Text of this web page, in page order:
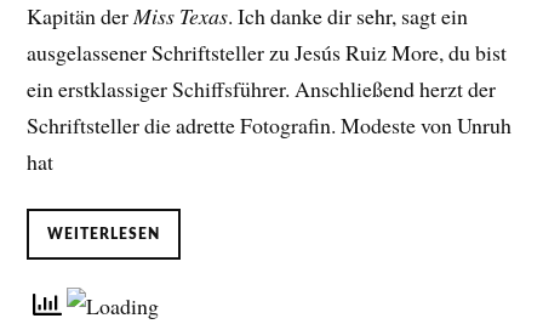
Kapitän derMiss Texas. Ich danke dir sehr, sagt ein
ausgelassener Schriftsteller zu Jesús Ruiz More, du bist
ein erstklassiger Schiffsführer. Anschließend herzt der
Schriftsteller die adrette Fotografin. Modeste von Unruh
hat
WEITERLESEN